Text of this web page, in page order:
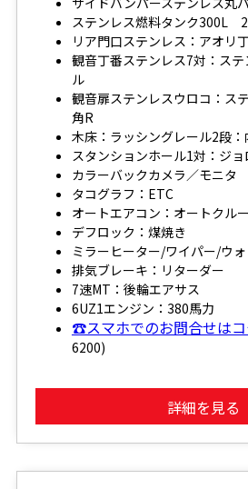
ステンレス燃料タンク300L
リア門口ステンレス：アオリ
観音丁番ステンレス7対：ス
ル
観音扉ステンレスウロコ：ス
角R
木床：ラッシングレール2段
スタンションホール1対：ジ
カラーバックカメラ／モニタ
タコグラフ：ETC
オートエアコン：オートクル
デフロック：煤焼き
ミラーヒーター/ワイパー/ウ
排気ブレーキ：リターダー
7速MT：後輪エアサス
6UZ1エンジン：380馬力
☎スマホでのお問合せは
6200)
詳細を見る